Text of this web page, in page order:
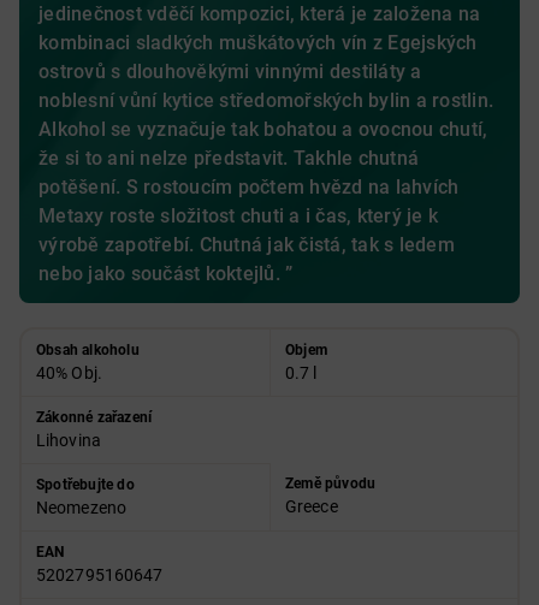
jedinečnost vděčí kompozici, která je založena na
kombinaci sladkých muškátových vín z Egejských
ostrovů s dlouhověkými vinnými destiláty a
noblesní vůní kytice středomořských bylin a rostlin.
Alkohol se vyznačuje tak bohatou a ovocnou chutí,
že si to ani nelze představit. Takhle chutná
potěšení. S rostoucím počtem hvězd na lahvích
Metaxy roste složitost chuti a i čas, který je k
výrobě zapotřebí. Chutná jak čistá, tak s ledem
nebo jako součást koktejlů. ”
Obsah alkoholu
40% Obj.
Objem
0.7 l
Zákonné zařazení
Lihovina
Spotřebujte do
Neomezeno
Země původu
Greece
EAN
5202795160647